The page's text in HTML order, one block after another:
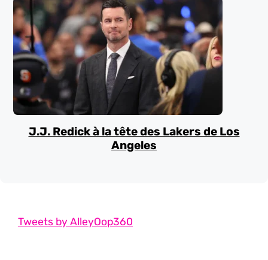
J.J. Redick à la tête des Lakers de Los
Angeles
Tweets by AlleyOop360